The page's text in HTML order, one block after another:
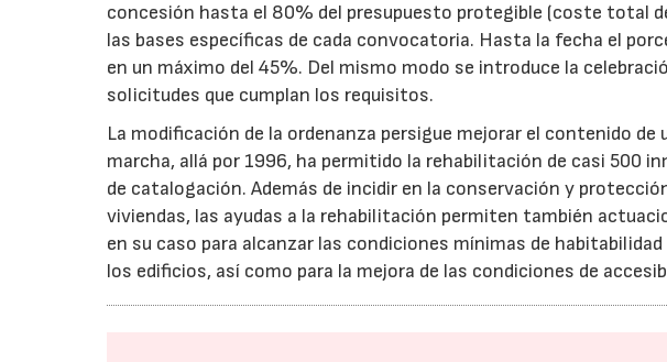
concesión hasta el 80% del presupuesto protegible (coste total
las bases específicas de cada convocatoria. Hasta la fecha el
en un máximo del 45%. Del mismo modo se introduce la
solicitudes que cumplan los requisitos.
La modificación de la ordenanza persigue mejorar el contenido de
marcha, allá por 1996, ha permitido la rehabilitación de casi 500
de catalogación. Además de incidir en la conservación y
viviendas, las ayudas a la rehabilitación permiten también
en su caso para alcanzar las condiciones mínimas de
los edificios, así como para la mejora de las condiciones de
28/07/